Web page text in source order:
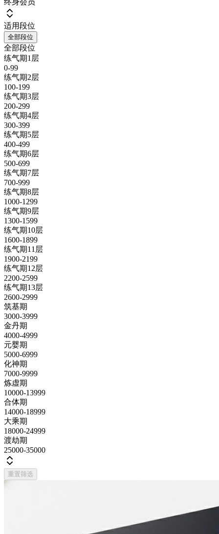
适用段位
全部段位
全部段位
练气期1层
0-99
练气期2层
100-199
练气期3层
200-299
练气期4层
300-399
练气期5层
400-499
练气期6层
500-699
练气期7层
700-999
练气期8层
1000-1299
练气期9层
1300-1599
练气期10层
1600-1899
练气期11层
1900-2199
练气期12层
2200-2599
练气期13层
2600-2999
筑基期
3000-3999
金丹期
4000-4999
元婴期
5000-6999
化神期
7000-9999
炼虚期
10000-13999
合体期
14000-18999
大乘期
18000-24999
渡劫期
25000-35000
重置筛选